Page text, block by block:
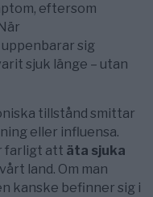
eftersom
sig
sjuk länge – utan
tillstånd smittar
eller influensa.
farligt att äta sjuka
land. Om man
kanske befinner sig i